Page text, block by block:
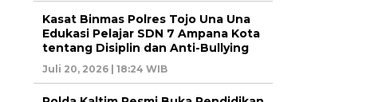
Kasat Binmas Polres Tojo Una Una
Edukasi Pelajar SDN 7 Ampana Kota
tentang Disiplin dan Anti-Bullying
Juli 20, 2026 | 18:24 WIB